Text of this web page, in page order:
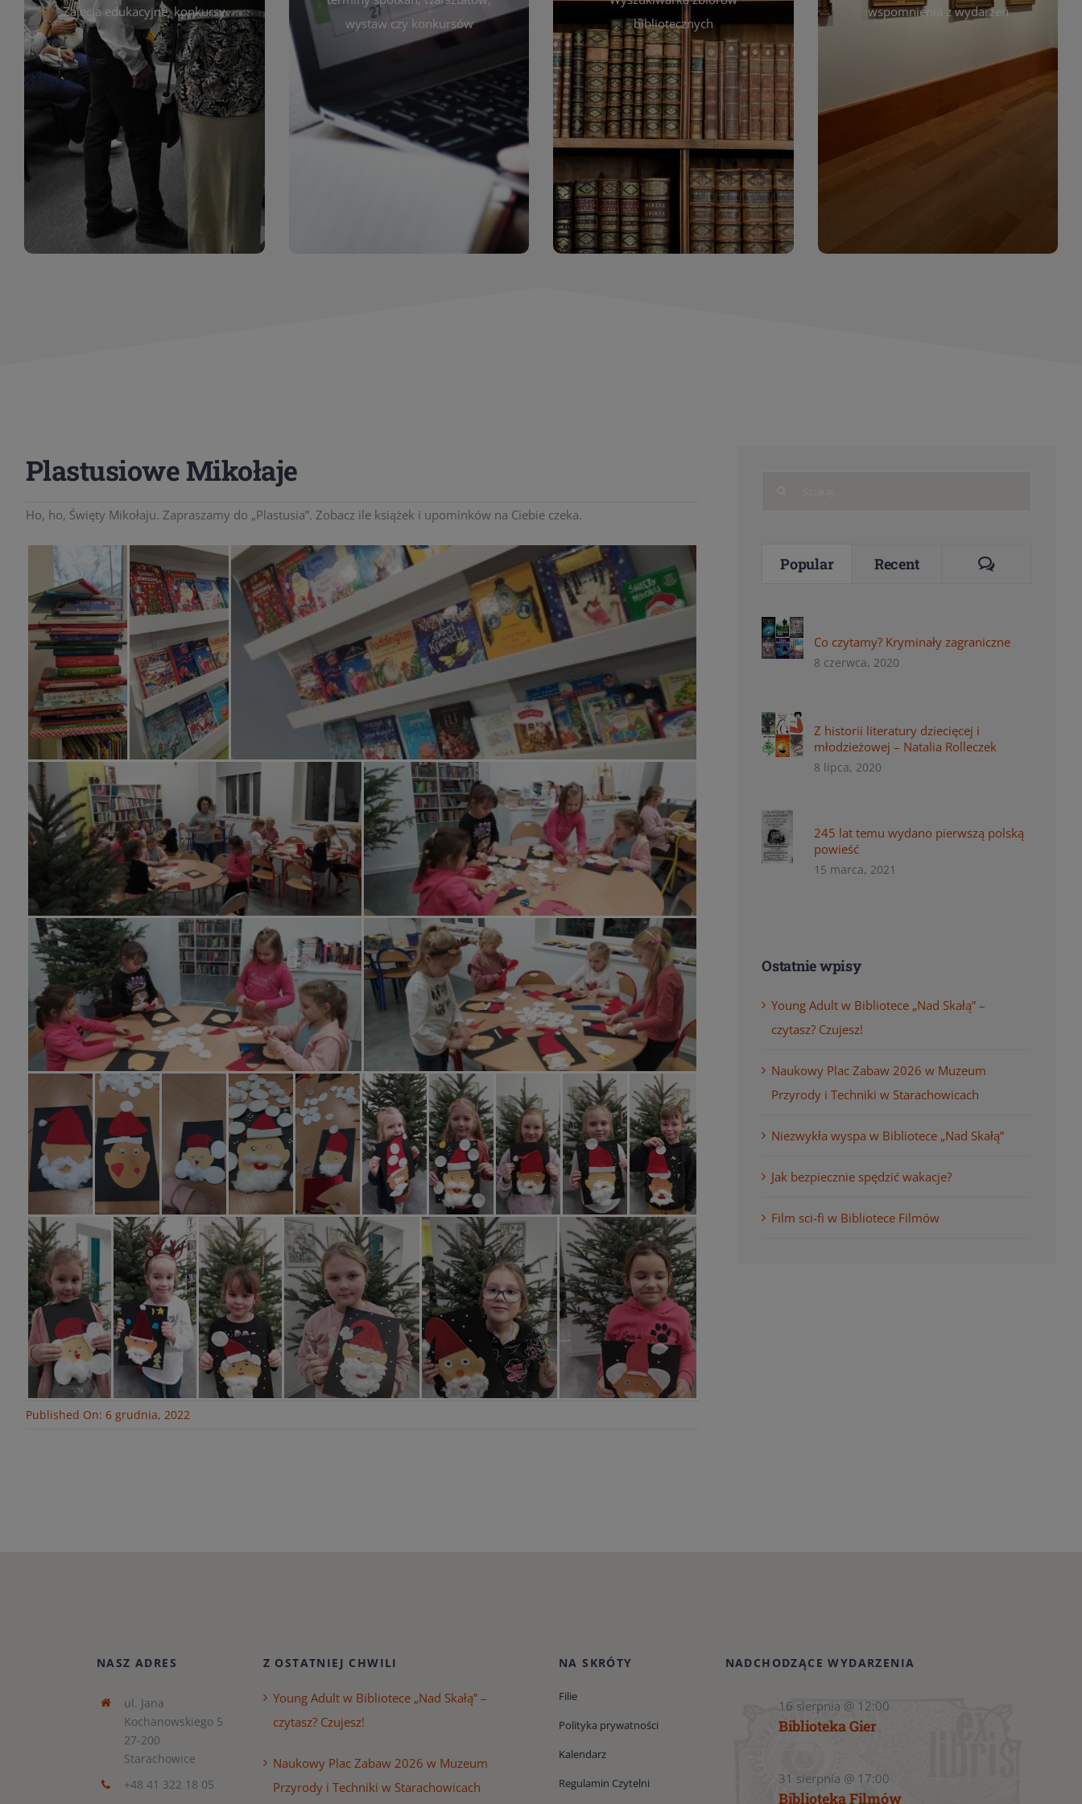
Zajęcia edukacyjne, konkursy
Wystawy
Biblioteka organizuje prezentujące
zarówno sztukę lokalnych twórców,
jak i zbiory tematyczne. W tej sekcji
znajdziesz informacje o aktualnych
ekspozycjach oraz archiwum wystaw
z poprzednich lat. Prezentowane
prace obejmują malarstwo,
wystaw czy konkursów
Cię wydarzeniach. Aktualizujemy
harmonogram na bieżąco, by zawsze
był zgodny z planem pracy biblioteki.
Zapraszamy do śledzenia i
uczestnictwa w życiu kulturalnym
miasta!
bibliotecznych
Katalog Zbiorów
Katalog online umożliwia
przeglądanie pełnej oferty
bibliotecznej – książek, czasopism,
filmów i innych materiałów. Dzięki
wyszukiwarce szybko znajdziesz
interesujące Cię pozycje według
autora, tytułu lub tematu. Możesz wspomnienia z wydarzeń
czytelników. Regularnie dodajemy
powrócić do wyjątkowych
momentów. Zapraszamy do
obejrzenia, wspominania i
inspirowania się!
Plastusiowe Mikołaje
Ho, ho, Święty Mikołaju. Zapraszamy do „Plastusia”. Zobacz ile książek i upominków na Ciebie czeka.
Published On: 6 grudnia, 2022
Popular Recent Comments
Co czytamy? Kryminały zagraniczne
8 czerwca, 2020
Z historii literatury dziecięcej i
młodzieżowej – Natalia Rolleczek
8 lipca, 2020
245 lat temu wydano pierwszą polską
powieść
15 marca, 2021
Ostatnie wpisy
Young Adult w Bibliotece „Nad Skałą” –
czytasz? Czujesz!
Naukowy Plac Zabaw 2026 w Muzeum
Przyrody i Techniki w Starachowicach
Niezwykła wyspa w Bibliotece „Nad Skałą”
Jak bezpiecznie spędzić wakacje?
Film sci-fi w Bibliotece Filmów
NASZ ADRES
ul. Jana
Kochanowskiego 5
27-200
Starachowice
+48 41 322 18 05
Z OSTATNIEJ CHWILI
Young Adult w Bibliotece „Nad Skałą” –
czytasz? Czujesz!
Naukowy Plac Zabaw 2026 w Muzeum
Przyrody i Techniki w Starachowicach
NA SKRÓTY
Filie
Polityka prywatności
Kalendarz
Regulamin Czytelni
NADCHODZĄCE WYDARZENIA
16 sierpnia @ 12:00
Biblioteka Gier
31 sierpnia @ 17:00
Biblioteka Filmów